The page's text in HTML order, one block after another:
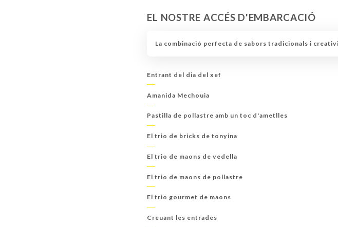
GARRAFES D'AIGUA AROMÀTIQUES CASOLANES LES NOSTRES EXCLUSIVES
A BORD, CAP A LA CAFETERIA
EL NOSTRE ACCÉS D'EMBARCACIÓ
La combinació perfecta de sabors tradicionals i
Entrant del dia del xef
Amanida Mechouia
Pastilla de pollastre amb un toc d'ametlles
El trio de bricks de tonyina
El trio de maons de vedella
El trio de maons de pollastre
El trio gourmet de maons
Creuant les entrades